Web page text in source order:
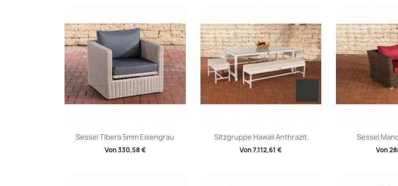
Sessel Tibera 5mm Eisengrau
Von330,58 €
Vorschau Sitzgruppe Hawaii Anthrazit
Von7.112,61 €
Vorschau Sessel
Von
